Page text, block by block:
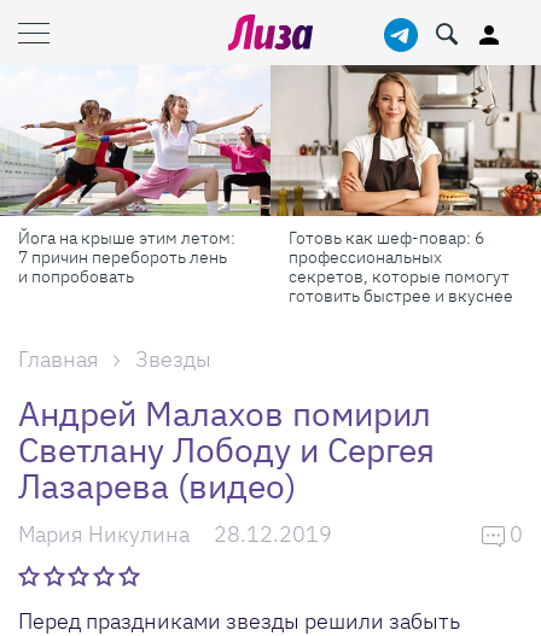
Готовь как шеф-повар: 6
профессиональных
секретов, которые помогут
Масштабные приключения:
самые красивые фестивали
России в августе
Главная Звезды
Андрей Малахов помирил
Светлану Лободу и Сергея
Лазарева (видео)
Мария Никулина 28.12.2019 0
Перед праздниками звезды решили забыть